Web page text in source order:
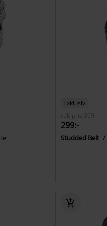
Exklusiv
rek-pris
399:-
299:-
Studded Belt